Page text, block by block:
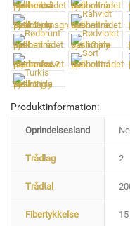
Produktinformation:
Oprindelsesland
Trådlag 2
Trådtal
Fibertykkelse